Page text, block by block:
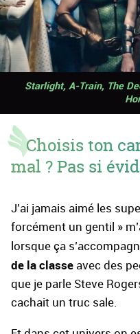
Starlight, A-Train, The
Choisis ton
mal ? Pas si
J’ai jamais aimé les
forcément un gentil »
lorsque ça
de la classe avec des
que je parle Steve
cachait un truc sale.